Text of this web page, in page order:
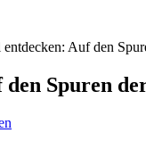
Auf den
Spuren